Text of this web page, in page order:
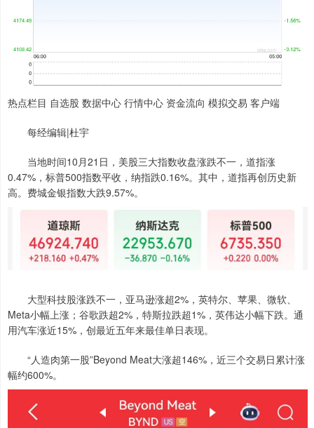
热点栏目 自选股 数据中心 行情中心 资金流向 模拟交易 客户端
每经编辑|杜宇
当地时间10月21日，美股三大指数收盘涨跌不一，道指涨
0.47%，标普500指数平收，纳指跌0.16%。其中，道指再创历史新
高。费城金银指数大跌9.57%。
大型科技股涨跌不一，亚马逊涨超2%，英特尔、苹果、微软、
Meta小幅上涨；谷歌跌超2%，特斯拉跌超1%，英伟达小幅下跌。通
用汽车涨近15%，创最近五年来最佳单日表现。
“人造肉第一股”Beyond Meat大涨超146%，近三个交易日累计涨
幅约600%。